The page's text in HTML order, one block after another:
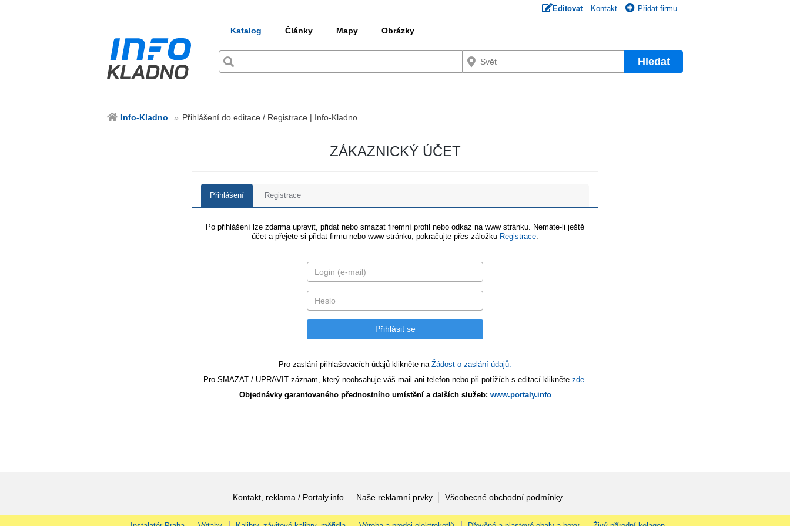
Editovat Kontakt Přidat firmu
Katalog Články Mapy Obrázky
Hledat
Info-Kladno Přihlášení do editace / Registrace | Info-Kladno
ZÁKAZNICKÝ ÚČET
Přihlášení Registrace
Po přihlášení lze zdarma upravit, přidat nebo smazat firemní profil nebo odkaz na www stránku. Nemáte-li ještě
účet a přejete si přidat firmu nebo www stránku, pokračujte přes záložku Registrace
Pro zaslání přihlašovacích údajů klikněte na Žádost o zaslání údajů.
Pro SMAZAT / UPRAVIT záznam, který neobsahuje váš mail ani telefon nebo při potížích s editací klikněte zde
Objednávky garantovaného přednostního umístění a dalších služeb: www.portaly.info
Kontakt, reklama / Portaly.info Naše reklamní prvky Všeobecné obchodní podmínky